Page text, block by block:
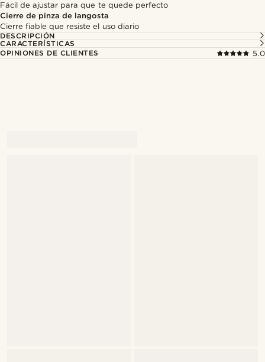
Fácil de ajustar para que te quede perfecto
Cierre de pinza de langosta
Cierre fiable que resiste el uso diario
DESCRIPCIÓN
CARACTERÍSTICAS
OPINIONES DE CLIENTES
5.0